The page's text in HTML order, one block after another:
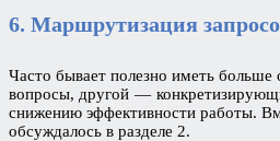
6. Маршрутизация
Часто бывает полезно иметь
вопросы, другой —
снижению эффективности работы.
обсуждалось в разделе 2.